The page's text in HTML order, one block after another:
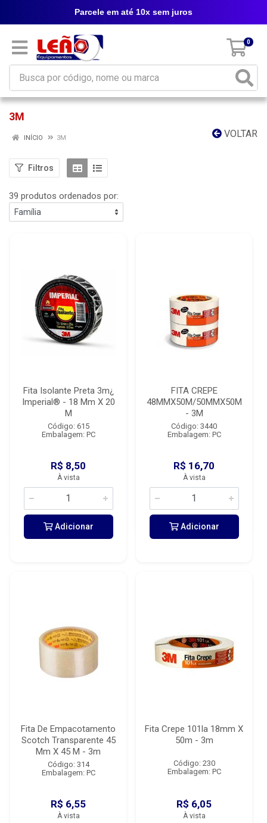
0
Parcele em até 10x sem juros
3M
VOLTAR
INÍCIO 3M
Filtros
39 produtos ordenados por:
Fita Isolante Preta 3m¿
Imperial® - 18 Mm X 20
M
Código: 615
Embalagem: PC
R$ 8,50
À vista
Adicionar
FITA CREPE
48MMX50M/50MMX50M
- 3M
Código: 3440
Embalagem: PC
R$ 16,70
À vista
Adicionar
Fita De Empacotamento
Scotch Transparente 45
Mm X 45 M - 3m
Código: 314
Embalagem: PC
R$ 6,55
À vista
Fita Crepe 101la 18mm X
50m - 3m
Código: 230
Embalagem: PC
R$ 6,05
À vista